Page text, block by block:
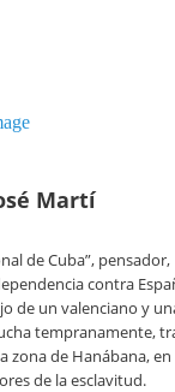
Martí
de Cuba”,
contra
de un valenciano y
tempranamente,
zona de Hanábana,
de la esclavitud.